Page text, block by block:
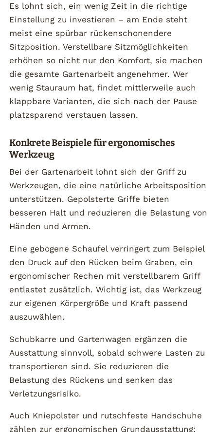
Es lohnt sich, ein wenig Zeit in die richtige
Einstellung zu investieren – am Ende steht
meist eine spürbar rückenschonendere
Sitzposition. Verstellbare Sitzmöglichkeiten
erhöhen so nicht nur den Komfort, sie machen
die gesamte Gartenarbeit angenehmer. Wer
wenig Stauraum hat, findet mittlerweile auch
klappbare Varianten, die sich nach der Pause
platzsparend verstauen lassen.
Konkrete Beispiele für ergonomisches
Werkzeug
Bei der Gartenarbeit lohnt sich der Griff zu
Werkzeugen, die eine natürliche Arbeitsposition
unterstützen. Gepolsterte Griffe bieten
besseren Halt und reduzieren die Belastung von
Händen und Armen.
Eine gebogene Schaufel verringert zum Beispiel
den Druck auf den Rücken beim Graben, ein
ergonomischer Rechen mit verstellbarem Griff
entlastet zusätzlich. Wichtig ist, das Werkzeug
zur eigenen Körpergröße und Kraft passend
auszuwählen.
Schubkarre und Gartenwagen ergänzen die
Ausstattung sinnvoll, sobald schwere Lasten zu
transportieren sind. Sie reduzieren die
Belastung des Rückens und senken das
Verletzungsrisiko.
Auch Kniepolster und rutschfeste Handschuhe
zählen zur ergonomischen Grundausstattung: